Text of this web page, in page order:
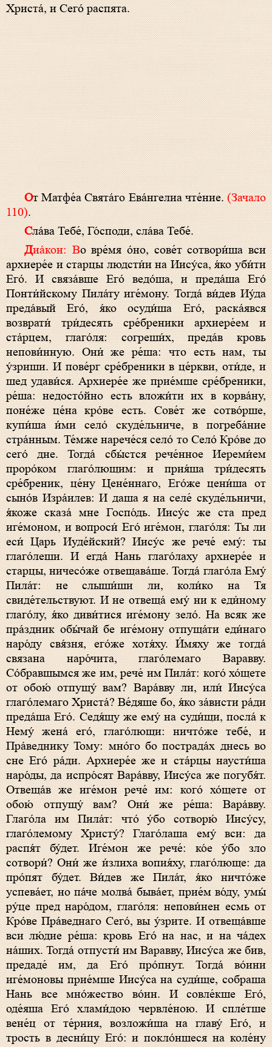
Христа́, и Сего́ распята.
От Матфе́а Свята́го Ева́нгелиа чте́ние.(Зачало
110).
Сла́ва Тебе́, Го́споди, сла́ва Тебе́.
Диа́кон: Во вре́мя о́но, сове́т сотвори́ша вси
архиере́е и старцы людсти́и на Иису́са, я́ко уби́ти
Его́. И связа́вше Его́ ведо́ша, и преда́ша Его́
Понти́йскому Пила́ту иге́мону. Тогда́ ви́дев Иу́да
преда́вый Его́, я́ко осуди́ша Его́, раска́явся
возврати́ три́десять сре́бреники архиере́ем и
ста́рцем, глаго́ля: согреши́х, преда́в кровь
непови́нную. Они́ же ре́ша: что есть нам, ты
у́зриши. И пове́рг сре́бреники в це́ркви, оти́де, и
шед удави́ся. Архиере́е же прие́мше сре́бреники,
ре́ша: недосто́йно есть вложи́ти их в корва́ну,
поне́же це́на кро́ве есть. Сове́т же сотво́рше,
купи́ша и́ми село́ скуде́льниче, в погреба́ние
стра́нным. Те́мже нарече́ся село́ то Село́ Кро́ве до
сего́ дне. Тогда́ сбы́стся рече́нное Иереми́ем
проро́ком глаго́лющим: и прия́ша три́десять
сре́бреник, це́ну Цене́ннаго, Его́же цени́ша от
сыно́в Изра́илев: И даша я на селе́ скуде́льничи,
я́коже сказа́ мне Госпо́дь. Иису́с же ста пред
иге́моном, и вопроси́ Его́ иге́мон, глаго́ля: Ты ли
еси́ Царь Иуде́йский? Иису́с же рече́ ему́: ты
глаго́леши. И егда́ Нань глаго́лаху архиере́е и
старцы, ничесо́же отвещава́ше. Тогда́ глаго́ла Ему́
Пила́т: не слыши́ши ли, коли́ко на Тя
свиде́тельствуют. И не отвеща́ ему́ ни к еди́ному
глаго́лу, я́ко диви́тися иге́мону зело́. На всяк же
пра́здник обы́чай бе иге́мону отпуща́ти еди́наго
наро́ду свя́зня, его́же хотя́ху. И́мяху же тогда́
связана наро́чита, глаго́лемаго Варавву.
Со́бравшымся же им, рече́ им Пила́т: кого́ хо́щете
от обою́ отпущу́ вам? Вара́вву ли, или́ Иису́са
глаго́лемаго Христа́? Ве́дяше бо, я́ко за́висти ра́ди
преда́ша Его́. Седя́щу же ему́ на суди́щи, посла́ к
Нему́ жена́ его́, глаго́лющи: ничто́же тебе́, и
Пра́веднику Тому: мно́го бо пострада́хднесьво
сне Его́ ра́ди. Архиере́е же и ста́рцы наусти́ша
наро́ды, да испро́сят Вара́вву, Иису́са же погубя́т.
Отвеща́в же иге́мон рече́ им: кого́ хо́щете от
обою́ отпущу́ вам? Они́ же ре́ша: Вара́вву.
Глаго́ла им Пила́т: что́ у́бо сотворю́ Иису́су,
глаго́лемому Христу́? Глаго́лаша ему́ вси: да
распя́т бу́дет. Иге́мон же рече́: ко́е у́бо зло
сотвори́? Они́ же и́злиха вопия́ху, глаго́люще: да
про́пят бу́дет. Ви́дев же Пила́т, я́ко ничто́же
успева́ет, но па́че молва́ быва́ет, прие́м во́ду, умы́
ру́це пред наро́дом, глаго́ля: непови́нен есмь от
Кро́ве Пра́веднаго Сего́, вы у́зрите. И отвеща́вше
вси лю́дие ре́ша: кровь Его́ на нас, и на ча́дех
на́ших. Тогда́ отпусти́ им Варавву, Иису́са же бив,
предаде́ им, да Его́ про́пнут. Тогда́ во́ини
иге́моновы прие́мше Иису́са на суди́ще, собраша
Нань все мно́жество во́ин. И совле́кше Его́,
оде́яша Его́ хлами́дою червле́ною. И спле́тше
вене́ц от те́рния, возложи́ша на главу́ Его́, и
трость в десни́цу Его́: и покло́ншеся на коле́ну